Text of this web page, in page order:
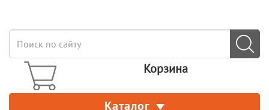
Корзина
Каталог